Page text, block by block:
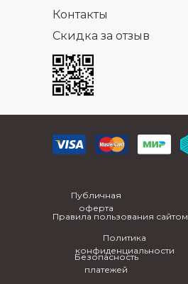
Контакты
Скидка за отзыв
Публичная
оферта
Правила пользования сайтом
Политика
конфиденциальности
Безопасность
платежей